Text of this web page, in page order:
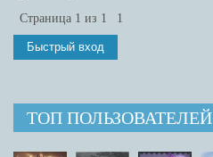
Страница 1 из 1 1
ТОП ПОЛЬЗОВАТЕЛЕЙ